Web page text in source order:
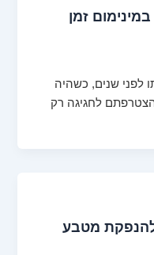
זמן
לפני שנים, כשהיה
לחגיגה רק
להנפקת מטבע